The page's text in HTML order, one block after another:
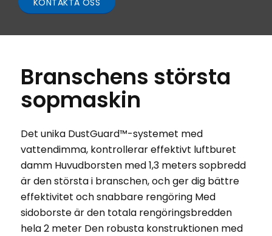
Branschens största
sopmaskin
Det unika DustGuard™-systemet med
vattendimma, kontrollerar effektivt luftburet
damm Huvudborsten med 1,3 meters sopbredd
är den största i branschen, och ger dig bättre
effektivitet och snabbare rengöring Med
sidoborste är den totala rengöringsbredden
hela 2 meter Den robusta konstruktionen med